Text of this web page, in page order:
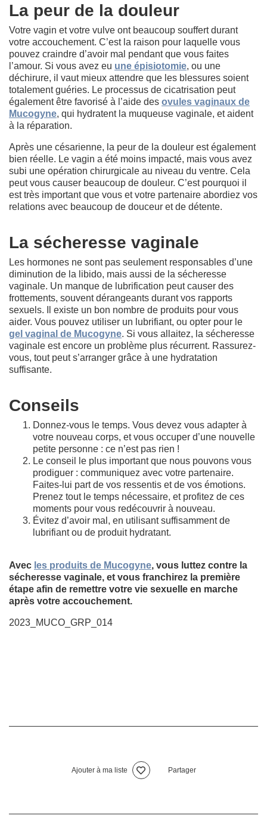
La peur de la douleur
Votre vagin et votre vulve ont beaucoup souffert durant
votre accouchement. C’est la raison pour laquelle vous
pouvez craindre d’avoir mal pendant que vous faites
l’amour. Si vous avez eu une épisiotomie, ou une
déchirure, il vaut mieux attendre que les blessures soient
totalement guéries. Le processus de cicatrisation peut
également être favorisé à l’aide des ovules vaginaux de
Mucogyne, qui hydratent la muqueuse vaginale, et aident
à la réparation.
Après une césarienne, la peur de la douleur est également
bien réelle. Le vagin a été moins impacté, mais vous avez
subi une opération chirurgicale au niveau du ventre. Cela
peut vous causer beaucoup de douleur. C’est pourquoi il
est très important que vous et votre partenaire abordiez vos
relations avec beaucoup de douceur et de détente.
La sécheresse vaginale
Les hormones ne sont pas seulement responsables d’une
diminution de la libido, mais aussi de la sécheresse
vaginale. Un manque de lubrification peut causer des
frottements, souvent dérangeants durant vos rapports
sexuels. Il existe un bon nombre de produits pour vous
aider. Vous pouvez utiliser un lubrifiant, ou opter pour le
gel vaginal de Mucogyne. Si vous allaitez, la sécheresse
vaginale est encore un problème plus récurrent. Rassurez-
vous, tout peut s’arranger grâce à une hydratation
suffisante.
Conseils
Donnez-vous le temps. Vous devez vous adapter à
votre nouveau corps, et vous occuper d’une nouvelle
petite personne : ce n’est pas rien !
Le conseil le plus important que nous pouvons vous
prodiguer : communiquez avec votre partenaire.
Faites-lui part de vos ressentis et de vos émotions.
Prenez tout le temps nécessaire, et profitez de ces
moments pour vous redécouvrir à nouveau.
Évitez d’avoir mal, en utilisant suffisamment de
lubrifiant ou de produit hydratant.
Avec les produits de Mucogyne, vous luttez contre la
sécheresse vaginale, et vous franchirez la première
étape afin de remettre votre vie sexuelle en marche
après votre accouchement.
2023_MUCO_GRP_014
Ajouter à ma liste Partager